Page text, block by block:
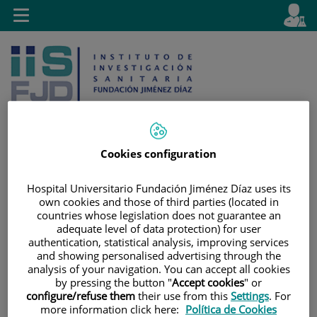
Jump to content
selector
Active
en
Toggle
navigation
Cookies configuration
Hospital Universitario Fundación Jiménez Díaz uses its
own cookies and those of third parties (located in
countries whose legislation does not guarantee an
adequate level of data protection) for user
authentication, statistical analysis, improving services
and showing personalised advertising through the
analysis of your navigation. You can accept all cookies
by pressing the button "Accept cookies" or
configure/refuse them their use from this Settings. For
more information click here: Política de Cookies